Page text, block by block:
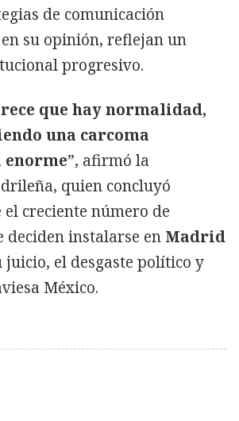
de comunicación
su opinión, reflejan un
progresivo.
que hay normalidad,
una carcoma
”, afirmó la
quien concluyó
el creciente número de
deciden instalarse en Madrid
juicio, el desgaste político y
México.